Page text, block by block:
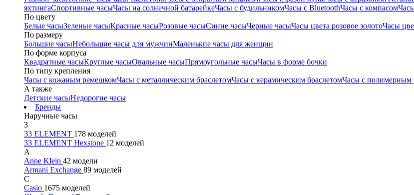
яхтингаСпортивные часыЧасы на солнечной батарейкеЧасы с будильникомЧасы с BluetoothЧасы с компасом
По цвету
Белые часыЗеленые часыКрасные часыРозовые часыСиние часыЧерные часыЧасы цвета розовое золотоЧасы
По размеру
Большие часыНебольшие часы для мужчинМаленькие часы для женщин
По форме корпуса
Квадратные часыКруглые часыОвальные часыПрямоугольные часыЧасы в форме бочки
По типу крепления
Часы с кожаным ремешкомЧасы с металлическим браслетомЧасы с керамическим браслетомЧасы с полимерным
А также
Детские часыНедорогие часы
Бренды
Наручные часы
3
33 ELEMENT 178 моделей
33 ELEMENT Hexstone 12 моделей
A
Anne Klein 42 модели
Armani Exchange 89 моделей
C
Casio 1675 моделей